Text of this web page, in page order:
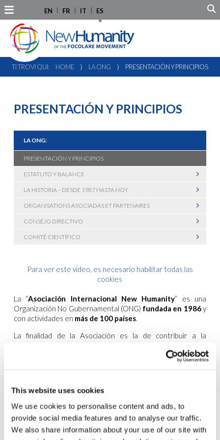
This website uses cookies
We use cookies to personalise content and ads, to
provide social media features and to analyse our traffic.
We also share information about your use of our site with
EN FR IT ES
TI TROVI QUI: HOME ⟩ LA ONG ⟩ PRESENTACIÓN Y PRINCIPIOS
PRESENTACIÓN Y PRINCIPIOS
LA ONG:
PRESENTACIÓN Y PRINCIPIOS
ESTATUTO Y BALANCE
LA HISTORIA – DESDE 1987 HASTA HOY
ORGANISATIONS ASOCIADAS ET PARTENAIRES
CONSEJO DIRECTIVO
COMITÉ CIENTÍFICO
Para ver este vídeo, es necesario habilitar todas las
cookies
La “Asociación Internacional New Humanity” es una
Organización No Gubernamental (ONG) fundada en 1986y
con actividades en más de 100 países.
La finalidad de la Asociación es la de contribuir a la
respeto de la propia identidad de cada uno de sus miembros.
difunde la idea de un mundo unido
(artículo n.1 ), en todos los ámbitos y niveles de la sociedad.
New Humanity cuenta con unasólida base de voluntariado
y un importantecompromiso juvenil. Sostiene y promueve
numerososproyectos sociales y educativos ; implementa